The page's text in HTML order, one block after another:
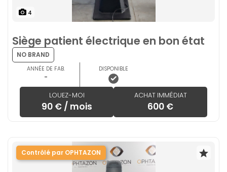
4
Siège patient électrique en bon état
NO BRAND
ANNÉE DE FAB.
-
DISPONIBLE
LOUEZ-MOI
90 € / mois
ACHAT IMMÉDIAT
600 €
Contrôlé par OPHTAZON